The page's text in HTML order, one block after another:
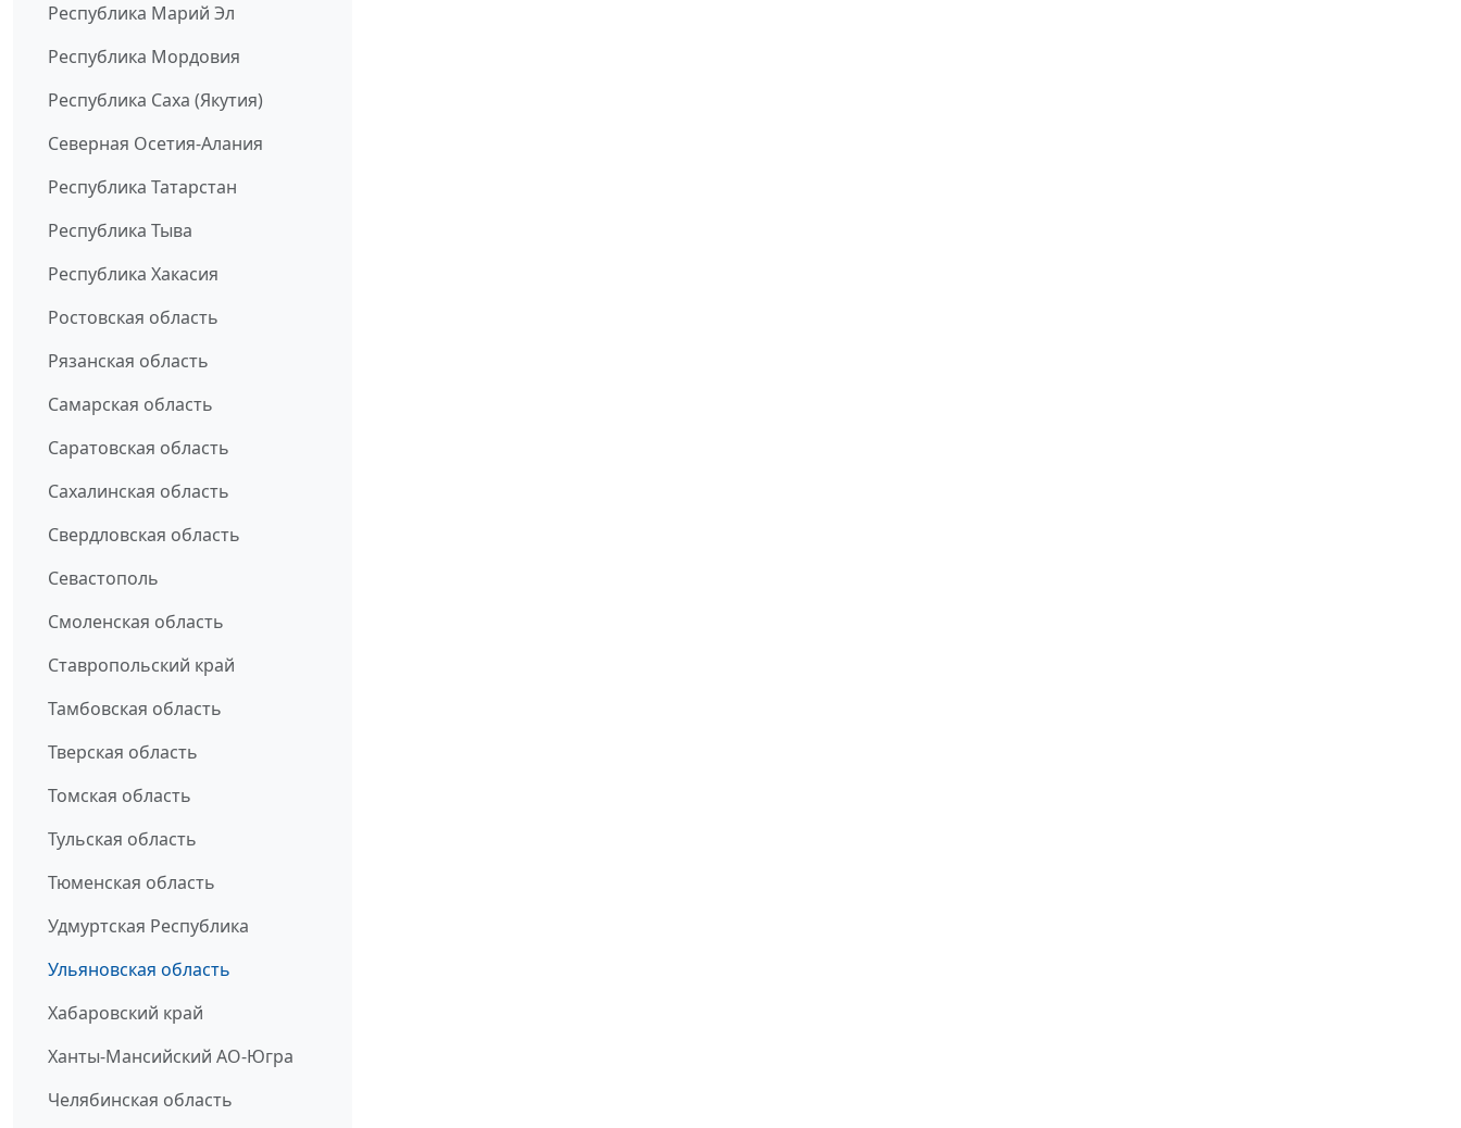
Республика Марий Эл
Республика Мордовия
Республика Саха (Якутия)
Северная Осетия-Алания
Республика Татарстан
Республика Тыва
Республика Хакасия
Ростовская область
Рязанская область
Самарская область
Саратовская область
Сахалинская область
Свердловская область
Севастополь
Смоленская область
Ставропольский край
Тамбовская область
Тверская область
Томская область
Тульская область
Тюменская область
Удмуртская Республика
Ульяновская область
Хабаровский край
Ханты-Мансийский АО-Югра
Челябинская область